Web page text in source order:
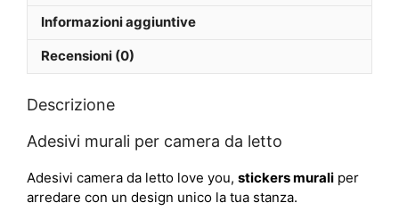
Informazioni aggiuntive
Recensioni (0)
Descrizione
Adesivi murali per camera da letto
Adesivi camera da letto love you, stickers murali per
arredare con un design unico la tua stanza.